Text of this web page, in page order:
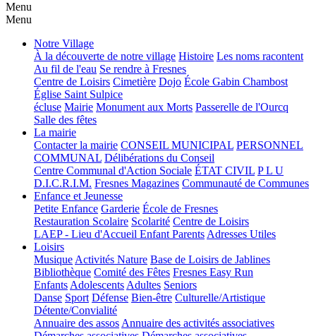
Menu
Menu
Notre Village
À la découverte de notre village Histoire Les noms racontent
Au fil de l'eau Se rendre à Fresnes
Centre de Loisirs Cimetière Dojo École Gabin Chambost
Église Saint Sulpice
écluse Mairie Monument aux Morts Passerelle de l'Ourcq
Salle des fêtes
La mairie
Contacter la mairie CONSEIL MUNICIPAL PERSONNEL
COMMUNAL Délibérations du Conseil
Centre Communal d'Action Sociale ÉTAT CIVIL P L U
D.I.C.R.I.M. Fresnes Magazines Communauté de Communes
Enfance et Jeunesse
Petite Enfance Garderie École de Fresnes
Restauration Scolaire Scolarité Centre de Loisirs
LAEP - Lieu d'Accueil Enfant Parents Adresses Utiles
Loisirs
Musique Activités Nature Base de Loisirs de Jablines
Bibliothèque Comité des Fêtes Fresnes Easy Run
Enfants Adolescents Adultes Seniors
Danse Sport Défense Bien-être Culturelle/Artistique
Détente/Convialité
Annuaire des assos Annuaire des activités associatives